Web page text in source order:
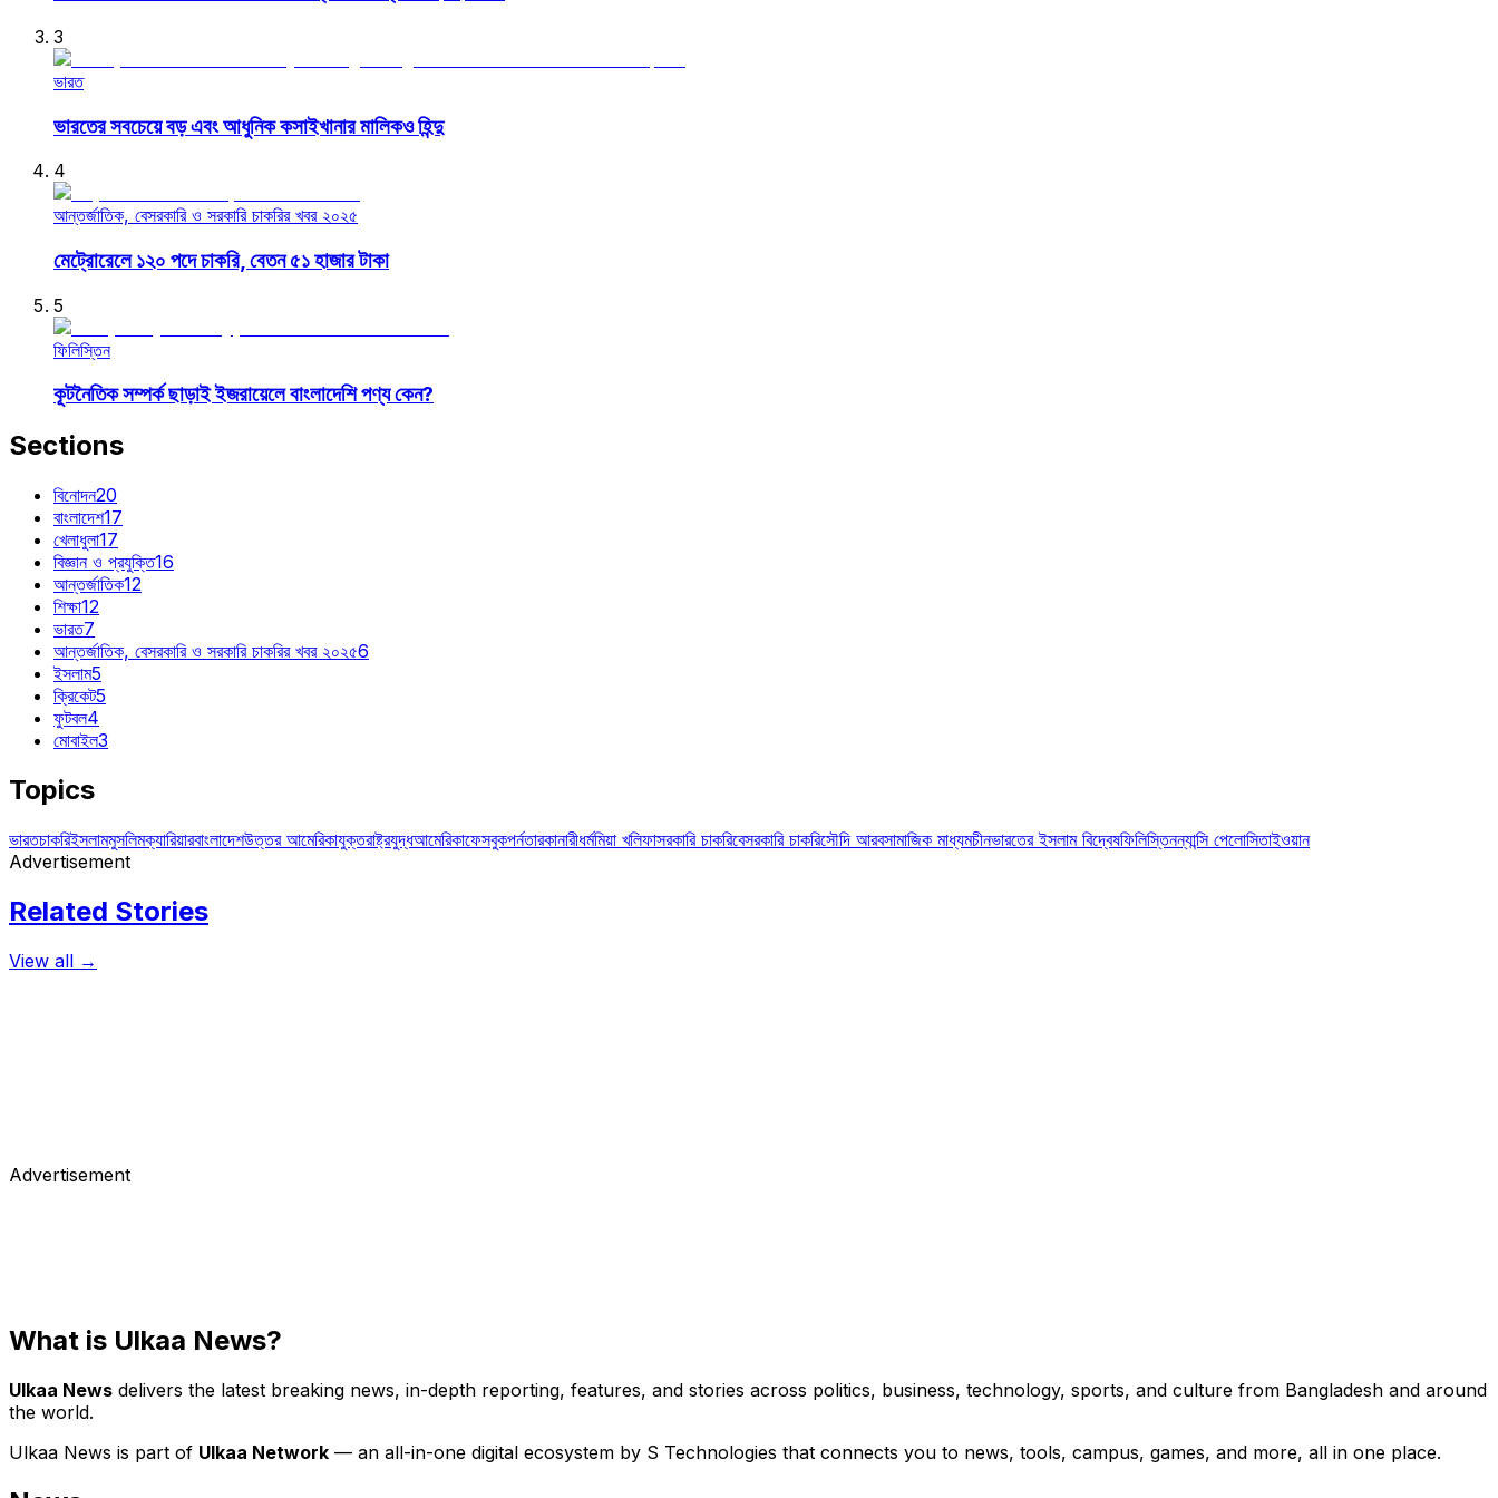
3
ভারত
ভারতের সবচেয়ে বড় এবং আধুনিক কসাইখানার মালিকও হিন্দু
4
আন্তর্জাতিক, বেসরকারি ও সরকারি চাকরির খবর ২০২৫
মেট্রোরেলে ১২০ পদে চাকরি, বেতন ৫১ হাজার টাকা
5
ফিলিস্তিন
কূটনৈতিক সম্পর্ক ছাড়াই ইজরায়েলে বাংলাদেশি পণ্য কেন?
Sections
বিনোদন20
বাংলাদেশ17
খেলাধুলা17
বিজ্ঞান ও প্রযুক্তি16
আন্তর্জাতিক12
শিক্ষা12
ভারত7
আন্তর্জাতিক, বেসরকারি ও সরকারি চাকরির খবর ২০২৫6
ইসলাম5
ক্রিকেট5
ফুটবল4
মোবাইল3
Topics
ভারতচাকরিইসলামমুসলিমক্যারিয়ারবাংলাদেশউত্তর আমেরিকাযুক্তরাষ্ট্রযুদ্ধআমেরিকাফেসবুকপর্নতারকানারীধর্মমিয়া খলিফাসরকারি চাকরিবেসরকারি চাকরিসৌদি আরবসামাজিক মাধ্যমচীনভারতের ইসলাম বিদ্বেষফিলিস্তিনন্যান্সি পেলোসিতাইওয়ান
Advertisement
Related Stories
View all →
Advertisement
What is Ulkaa News?
Ulkaa News delivers the latest breaking news, in-depth reporting, features, and stories across politics, business, technology, sports, and culture from Bangladesh and around
the world.
Ulkaa News is part of Ulkaa Network — an all-in-one digital ecosystem by S Technologies that connects you to news, tools, campus, games, and more, all in one place.